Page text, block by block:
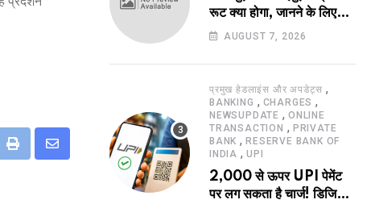
Print
Share
रूट क्या होगा, जानने के लिए
उत्सुक हो रहे हैं?
AUGUST 7, 2026
प्रमुख हेडलाइंस और अपडेट्स ,
BANKING , CHARGES ,
NEWSUPDATE , ONLINE
TRANSACTION , PRIVATE
BANK ,RESERVE BANK OF
INDIA , UPI
2,000 से ऊपर UPI पेमेंट
पर लग सकता है चार्ज! डिजिटल